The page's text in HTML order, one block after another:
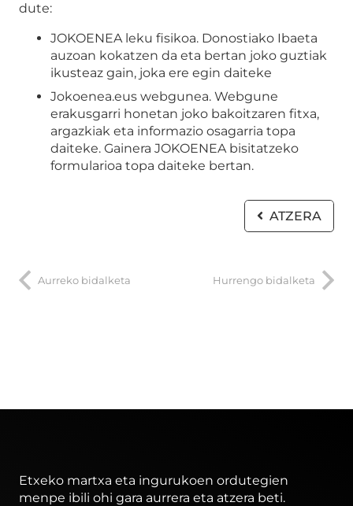
dute:
JOKOENEA leku fisikoa. Donostiako Ibaeta
auzoan kokatzen da eta bertan joko guztiak
ikusteaz gain, joka ere egin daiteke
Jokoenea.eus webgunea. Webgune
erakusgarri honetan joko bakoitzaren fitxa,
argazkiak eta informazio osagarria topa
daiteke. Gainera JOKOENEA bisitatzeko
formularioa topa daiteke bertan.
ATZERA
Aurreko bidalketa Hurrengo bidalketa
Etxeko martxa eta ingurukoen ordutegien
menpe ibili ohi gara aurrera eta atzera beti.